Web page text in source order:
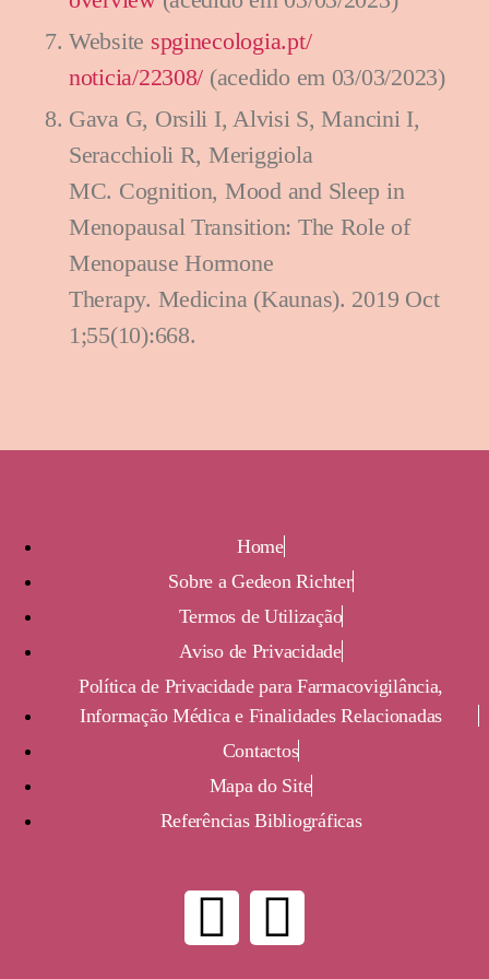
Website spginecologia.pt/
noticia/22308/ (acedido em 03/03/2023)
Gava G, Orsili I, Alvisi S, Mancini I,
Seracchioli R, Meriggiola
MC. Cognition, Mood and Sleep in
Menopausal Transition: The Role of
Menopause Hormone
Therapy. Medicina (Kaunas). 2019 Oct
1;55(10):668.
Home
Sobre a Gedeon Richter
Termos de Utilização
Aviso de Privacidade
Política de Privacidade para Farmacovigilância,
Informação Médica e Finalidades Relacionadas
Contactos
Mapa do Site
Referências Bibliográficas